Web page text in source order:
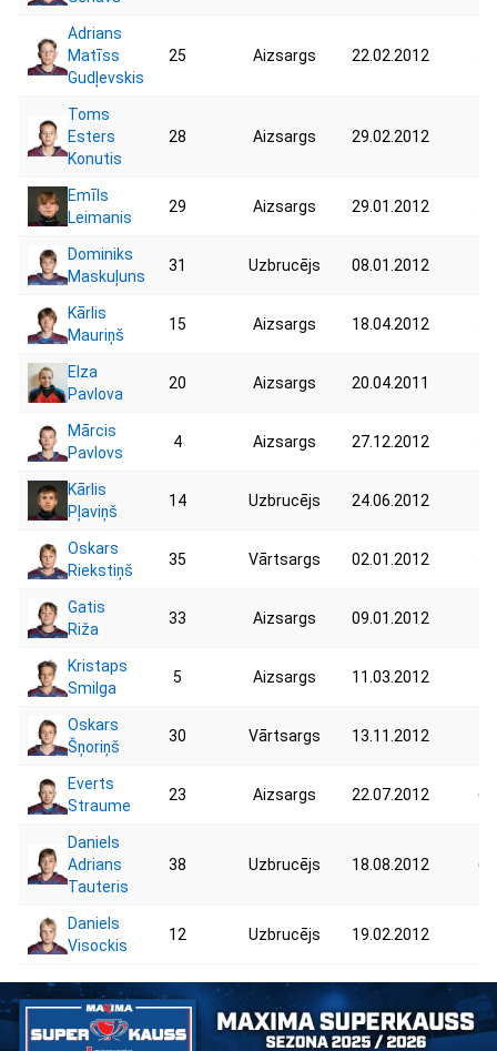
Adrians
Matīss
Gudļevskis
25 Aizsargs 22.02.2012
Toms
Esters
Konutis
28 Aizsargs 29.02.2012
Emīls
Leimanis
29 Aizsargs 29.01.2012
Dominiks
Maskuļuns
31 Uzbrucējs 08.01.2012
Kārlis
Mauriņš
15 Aizsargs 18.04.2012
Elza
Pavlova
20 Aizsargs 20.04.2011
Mārcis
Pavlovs
4 Aizsargs 27.12.2012
Kārlis
Pļaviņš
14 Uzbrucējs 24.06.2012
Oskars
Riekstiņš
35 Vārtsargs 02.01.2012
Gatis
Riža
33 Aizsargs 09.01.2012
Kristaps
Smilga
5 Aizsargs 11.03.2012
Oskars
Šņoriņš
30 Vārtsargs 13.11.2012
Everts
Straume
23 Aizsargs 22.07.2012
Daniels
Adrians
Tauteris
38 Uzbrucējs 18.08.2012
Daniels
Visockis
12 Uzbrucējs 19.02.2012